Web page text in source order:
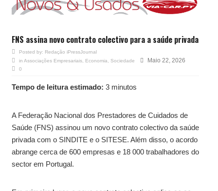
FNS assina novo contrato colectivo para a saúde privada
Posted by: Redação iPressJournal
in Associações Empresariais Economia Sociedade Maio 22, 2026
0
Tempo de leitura estimado: 3 minutos
A Federação Nacional dos Prestadores de Cuidados de
Saúde (FNS) assinou um novo contrato colectivo da saúde
privada com o SINDITE e o SITESE. Além disso, o acordo
abrange cerca de 600 empresas e 18 000 trabalhadores do
sector em Portugal.